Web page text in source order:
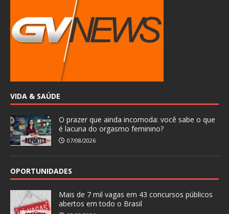
VIDA & SAÚDE
O prazer que ainda incomoda: você sabe o que
é lacuna do orgasmo feminino?
07/08/2026
OPORTUNIDADES
Mais de 7 mil vagas em 43 concursos públicos
abertos em todo o Brasil